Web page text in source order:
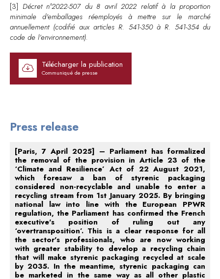
[3] Décret n°2022-507 du 8 avril 2022 relatif à la proportion
minimale d'emballages réemployés à mettre sur le marché
annuellement (codifié aux articles R. 541-350 à R. 541-354 du
code de l’environnement).
Télécharger la publication
Communiqué de presse
Press release
[Paris, 7 April 2025] – Parliament has formalized
the removal of the provision in Article 23 of the
‘Climate and Resilience’ Act of 22 August 2021,
which foresaw a ban of styrenic packaging
considered non-recyclable and unable to enter a
recycling stream from 1st January 2025. By bringing
national law into line with the European PPWR
regulation, the Parliament has confirmed the French
executive's position of ruling out any
‘overtransposition’. This is a clear response for all
the sector's professionals, who are now working
with greater stability to develop a recycling chain
that will make styrenic packaging recycled at scale
by 2035. In the meantime, styrenic packaging can
be marketed in the same way as all other plastic